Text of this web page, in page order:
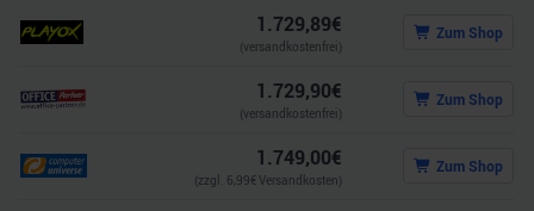
1.729,89€
(versandkostenfrei)
Zum Shop
1.729,90€
(versandkostenfrei)
Zum Shop
1.749,00€
(zzgl. 6,99€ Versandkosten)
Zum Shop